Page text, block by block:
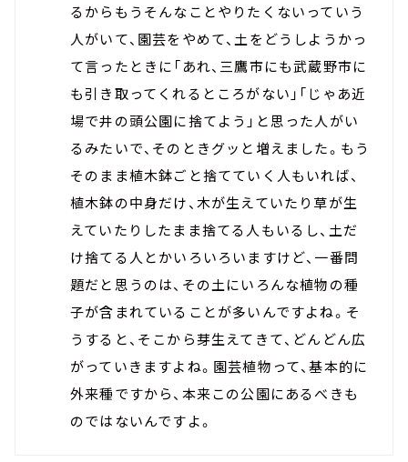
るからもうそんなことやりたくないっていう
人がいて、園芸をやめて、土をどうしようかっ
て言ったときに「あれ、三鷹市にも武蔵野市に
も引き取ってくれるところがない」「じゃあ近
場で井の頭公園に捨てよう」と思った人がい
るみたいで、そのときグッと増えました。もう
そのまま植木鉢ごと捨てていく人もいれば、
植木鉢の中身だけ、木が生えていたり草が生
えていたりしたまま捨てる人もいるし、土だ
け捨てる人とかいろいろいますけど、一番問
題だと思うのは、その土にいろんな植物の種
子が含まれていることが多いんですよね。そ
うすると、そこから芽生えてきて、どんどん広
がっていきますよね。園芸植物って、基本的に
外来種ですから、本来この公園にあるべきも
のではないんですよ。